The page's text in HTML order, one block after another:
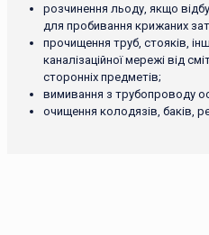
розчинення льоду, якщо
для пробивання крижаних
прочищення труб, стояків,
каналізаційної мережі від
сторонніх предметів;
вимивання з трубопроводу
очищення колодязів, баків,